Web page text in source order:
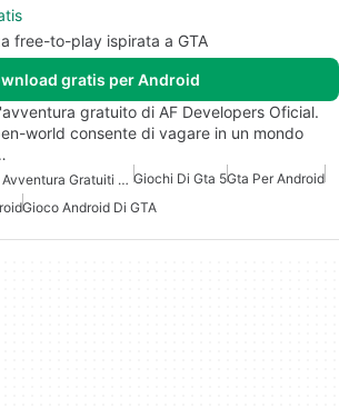
free-to-play ispirata a GTA
gratis per Android
gratuito di AF Developers Oficial.
world consente di vagare in un mondo
Giochi D'Azione E Avventura Gratuiti Per Android Giochi Di Gta 5Gta Per Android
Gioco Android Di GTA